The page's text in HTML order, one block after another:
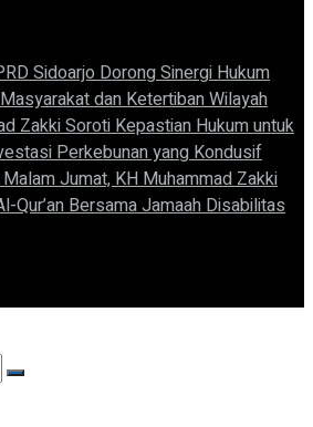
Sidoarjo Dorong Sinergi Hukum
dan Ketertiban Wilayah
Zakki Soroti Kepastian Hukum untuk
Perkebunan yang Kondusif
Jumat, KH Muhammad Zakki
Qur’an Bersama Jamaah Disabilitas